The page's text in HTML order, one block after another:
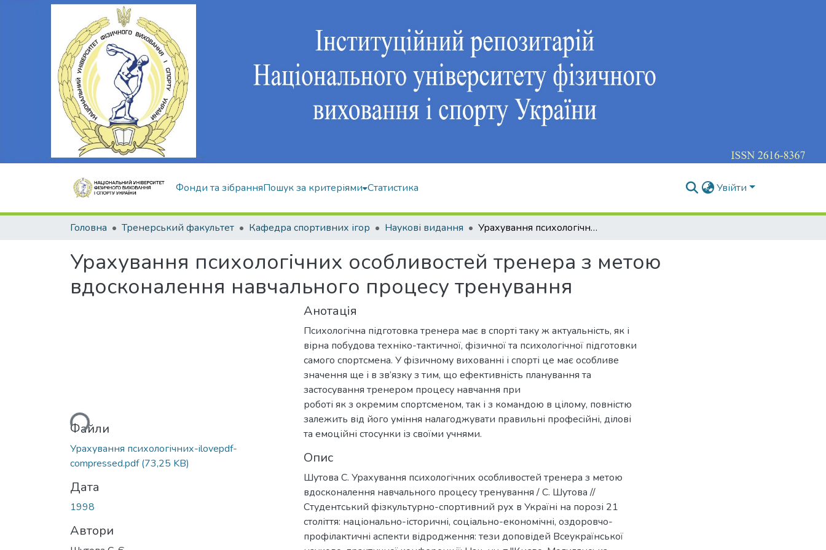
Фонди та зібранняПошук за критеріями Статистика Увійти
Головна Тренерський факультет Кафедра спортивних ігор Наукові видання Урахування психологічних особливостей тренера з метою вдосконалення навчального процесу тренування
Урахування психологічних особливостей тренера з метою
вдосконалення навчального процесу тренування
Вантажиться...
Файли
Урахування психологічних-ilovepdf-
compressed.pdf(73,25 KB)
Дата
1998
Автори
Анотація
Психологічна підготовка тренера має в спорті таку ж актуальність, як і
вірна побудова техніко-тактичної, фізичної та психологічної підготовки
самого спортсмена. У фізичному вихованні і спорті це має особливе
значення ще і в зв’язку з тим, що ефективність планування та
застосування тренером процесу навчання при
роботі як з окремим спортсменом, так і з командою в цілому, повністю
залежить від його уміння налагоджувати правильні професійні, ділові
та емоційні стосунки із своїми учнями.
Опис
Шутова С. Урахування психологічних особливостей тренера з метою
вдосконалення навчального процесу тренування / С. Шутова //
Студентський фізкультурно-спортивний рух в Україні на порозі 21
століття: національно-історичні, соціально-економічні, оздоровчо-
профілактичні аспекти відродження: тези доповідей Всеукраїнської